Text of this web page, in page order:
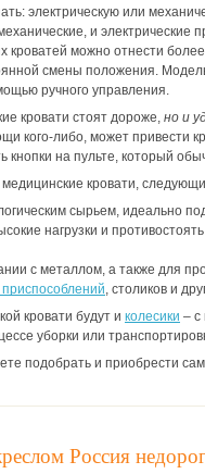
электрическую или
и
кроватей можно отнести более
смены положения.
ручного управления.
кровати стоят дороже, но и
кого-либо, может привести
на пульте, который
медицинские кровати,
сырьем, идеально
нагрузки и
с металлом, а также для
, столиков и
кровати будут и колесики – с
уборки или
подобрать и приобрести
Россия